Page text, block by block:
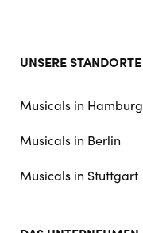
UNSERE STANDORTE
Musicals in Hamburg
Musicals in Berlin
Musicals in Stuttgart